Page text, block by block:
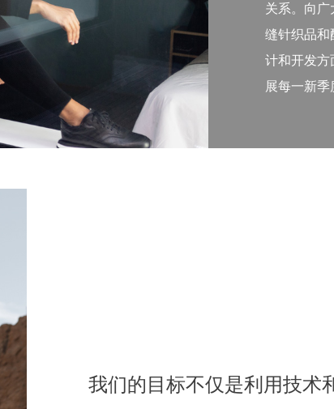
关系。向
缝针织品和
计和开发方
展每一新季
我们的目标不仅是利用技术